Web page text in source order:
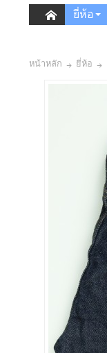
ยี่ห้อ
หน้าหลัก ยี่ห้อ